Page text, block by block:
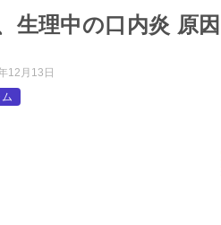
生理中の口内炎 原
12月13日